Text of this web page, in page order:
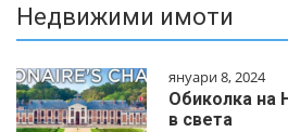
Недвижими имоти
януари 8, 2024
Обиколка
в света